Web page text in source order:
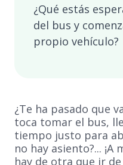
¿Qué estás
del bus y
propio vehículo?
¿Te ha pasado que
toca tomar el bus,
tiempo justo para
no hay asiento?...
hay de otra que ir